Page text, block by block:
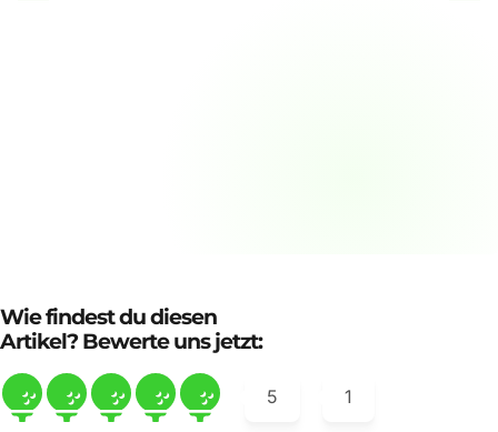
Wie findest du diesen
Artikel? Bewerte uns jetzt:
5 1